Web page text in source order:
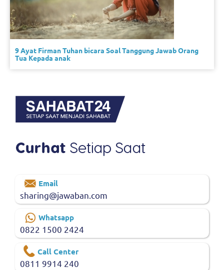
9 Ayat Firman Tuhan bicara Soal Tanggung Jawab Orang
Tua Kepada anak
Email
sharing@jawaban.com
Whatsapp
0822 1500 2424
Call Center
0811 9914 240